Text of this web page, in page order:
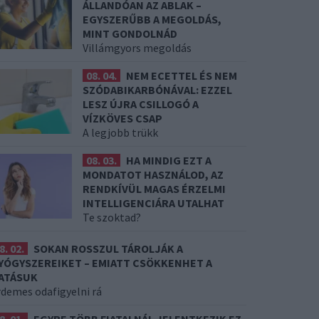
ÁLLANDÓAN AZ ABLAK –
EGYSZERŰBB A MEGOLDÁS,
MINT GONDOLNÁD
Villámgyors megoldás
08. 04.
NEM ECETTEL ÉS NEM
SZÓDABIKARBÓNÁVAL: EZZEL
LESZ ÚJRA CSILLOGÓ A
VÍZKÖVES CSAP
A legjobb trükk
08. 03.
HA MINDIG EZT A
MONDATOT HASZNÁLOD, AZ
RENDKÍVÜL MAGAS ÉRZELMI
INTELLIGENCIÁRA UTALHAT
Te szoktad?
02.
SOKAN ROSSZUL TÁROLJÁK A
– EMIATT CSÖKKENHET A
odafigyelni rá